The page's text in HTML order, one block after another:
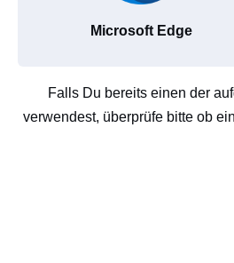
Microsoft Edge
Falls Du bereits einen der
verwendest, überprüfe bitte ob